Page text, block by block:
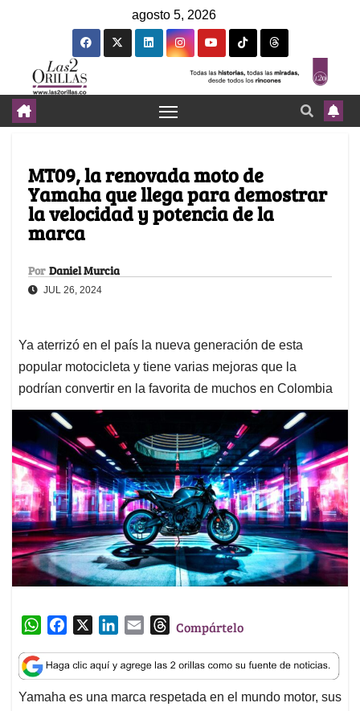
agosto 5, 2026
MT09, la renovada moto de
Yamaha que llega para demostrar
la velocidad y potencia de la
marca
Por Daniel Murcia
JUL 26, 2024
Ya aterrizó en el país la nueva generación de esta
popular motocicleta y tiene varias mejoras que la
podrían convertir en la favorita de muchos en Colombia
W
a
t
s
c
e
b
n
k
e
a
i
l
T
r
e
a
Compártelo
Yamaha es una marca respetada en el mundo motor, sus